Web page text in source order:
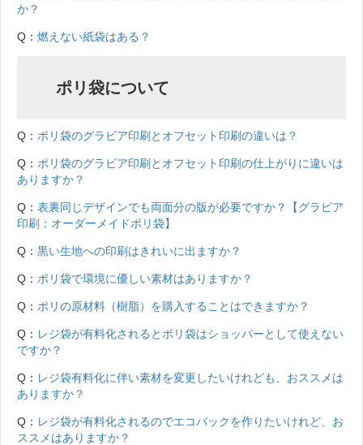
か？
Q： 燃えない紙袋はある？
ポリ袋について
Q： ポリ袋のグラビア印刷とオフセット印刷の違いは？
Q： ポリ袋のグラビア印刷とオフセット印刷の仕上がりに違いは
ありますか？
Q： 表裏同じデザインでも両面分の版が必要ですか？【グラビア
印刷：オーダーメイドポリ袋】
Q： 黒い生地への印刷はきれいに出ますか？
Q： ポリ袋で環境に優しい素材はありますか？
Q： ポリの原材料（樹脂）を購入することはできますか？
Q： レジ袋が有料化されるとポリ袋はショッパーとして使えない
ですか？
Q： レジ袋有料化に伴い素材を変更したいけれども、おススメは
ありますか？
Q： レジ袋が有料化されるのでエコバックを作りたいけれど、お
ススメはありますか？